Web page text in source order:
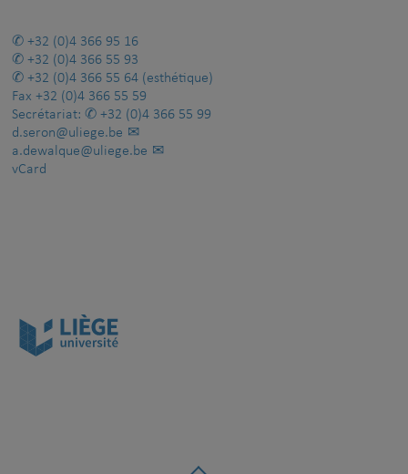
+32 (0)4 366 95 16
+32 (0)4 366 55 93
+32 (0)4 366 55 64 (esthétique)
Fax +32 (0)4 366 55 59
Secrétariat:
+32 (0)4 366 55 99
d.seron@uliege.be
a.dewalque@uliege.be
vCard